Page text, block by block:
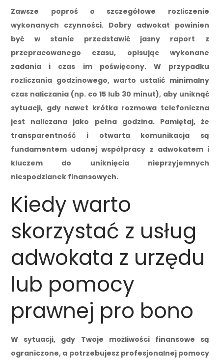
Zawsze poproś o szczegółowe rozliczenie
wykonanych czynności. Dobry adwokat powinien
być w stanie przedstawić jasny raport z
przepracowanego czasu, opisując wykonane
zadania i czas im poświęcony. W przypadku
rozliczania godzinowego, warto ustalić minimalny
czas naliczania (np. co 15 lub 30 minut), aby uniknąć
sytuacji, gdy nawet krótka rozmowa telefoniczna
jest naliczana jako pełna godzina. Pamiętaj, że
transparentność i otwarta komunikacja są
fundamentem udanej współpracy z adwokatem i
kluczem do uniknięcia nieprzyjemnych
niespodzianek finansowych.
Kiedy warto
skorzystać z usług
adwokata z urzędu
lub pomocy
prawnej pro bono
W sytuacji, gdy Twoje możliwości finansowe są
ograniczone, a potrzebujesz profesjonalnej pomocy